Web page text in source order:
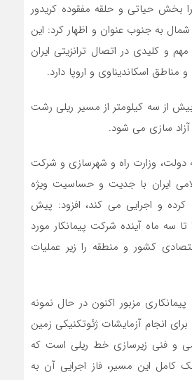
بخش حیاتی و حلقه مفقوده کریدور
به جنوب عنوان و اظهار کرد: این
و کلیدی در اتصال ترانزیتی ایران
مناطق اسکاندیناوی و اروپا دارد.
از سه کیلومتر از مسیر ریلی رشت
سازی می شود.
دولت، وزارت راه و شهرسازی و شرکت
ایران با جدیت و حساسیت ویژه
و اجرایی می کند، افزود: پیش
بینی می شود ظرف ۲ تا سه ماه آینده شرکت پیمانکار مورد
کشور و منطقه را زیر عملیات
مزبور اکنون در حال نمونه
انجام آزمایشات ژئوتکنیکی زمین
و فنی زیرسازی خط ریلی است که
کامل این مسیر، فاز اجرایی آن به